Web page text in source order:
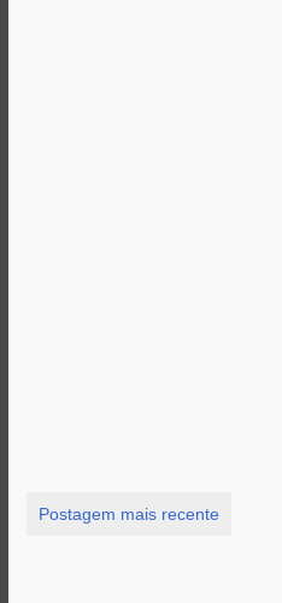
Postagem mais recente